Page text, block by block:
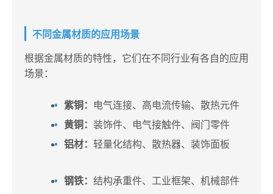
不同金属材质的应用场景
根据金属材质的特性，它们在不同行业有各自的应用
场景：
紫铜：
电气连接、高电流传输、散热元件
黄铜： 装饰件、电气接触件、阀门零件
铝材： 轻量化结构、散热器、装饰面板
钢铁： 结构承重件、工业框架、机械部件